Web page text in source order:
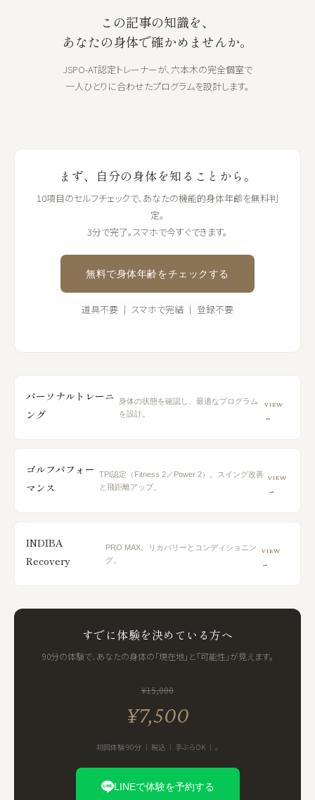
この記事の知識を、
あなたの身体で確かめませんか。
JSPO-AT認定トレーナーが、六本木の完全個室で
一人ひとりに合わせたプログラムを設計します。
まず、自分の身体を知ることから。
10項目のセルフチェックで、あなたの機能的身体年齢を無料判
定。
3分で完了。スマホで今すぐできます。
無料で身体年齢をチェックする
道具不要 ｜ スマホで完結 ｜ 登録不要
パーソナルトレーニ
ング
身体の状態を確認し、最適なプログラム
を設計。
VIEW
→
ゴルフパフォー
マンス
TPI認定（Fitness 2／Power 2）。スイング改善
と飛距離アップ。
VIEW
→
INDIBA
Recovery
PRO MAX。リカバリーとコンディショニン
グ。
VIEW
→
すでに体験を決めている方へ
90分の体験で、あなたの身体の「現在地」と「可能性」が見えます。
¥15,000
¥7,500
初回体験 90分 ｜ 税込 ｜ 手ぶらOK ｜ 。
LINEで体験を予約する